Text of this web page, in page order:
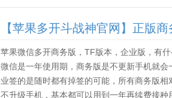
【苹果多开斗战神官网】正版
苹果微信多开商务版，TF版本，企业版，有
微信是一年使用期，商务版是不更新手机就
业签的是随时都有掉签的可能，所有商务版
不升级手机，基本都可以用到一年再续费接